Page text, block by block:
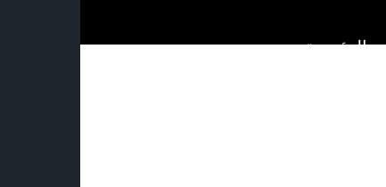
Saturday 2026-08-08 الرئيسية